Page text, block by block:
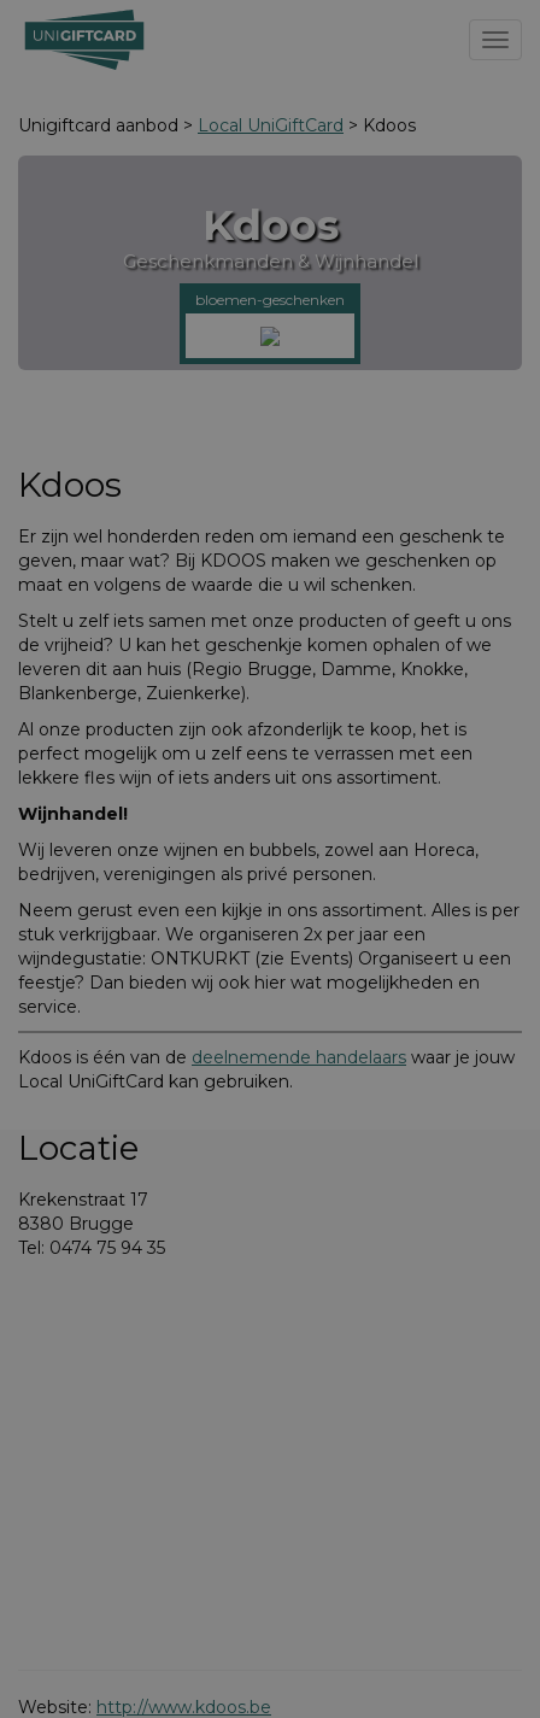
Unigiftcard aanbod > Local UniGiftCard > Kdoos
Kdoos
Geschenkmanden & Wijnhandel
bloemen-geschenken
Kdoos
Er zijn wel honderden reden om iemand een geschenk te
geven, maar wat? Bij KDOOS maken we geschenken op
maat en volgens de waarde die u wil schenken.
Stelt u zelf iets samen met onze producten of geeft u ons
de vrijheid? U kan het geschenkje komen ophalen of we
leveren dit aan huis (Regio Brugge, Damme, Knokke,
Blankenberge, Zuienkerke).
Al onze producten zijn ook afzonderlijk te koop, het is
perfect mogelijk om u zelf eens te verrassen met een
lekkere fles wijn of iets anders uit ons assortiment.
Wijnhandel!
Wij leveren onze wijnen en bubbels, zowel aan Horeca,
bedrijven, verenigingen als privé personen.
Neem gerust even een kijkje in ons assortiment. Alles is per
stuk verkrijgbaar. We organiseren 2x per jaar een
wijndegustatie: ONTKURKT (zie Events) Organiseert u een
feestje? Dan bieden wij ook hier wat mogelijkheden en
service.
Kdoos is één van de deelnemende handelaars waar je jouw
Local UniGiftCard kan gebruiken.
Locatie
Krekenstraat 17
8380 Brugge
Tel: 0474 75 94 35
Website: http://www.kdoos.be